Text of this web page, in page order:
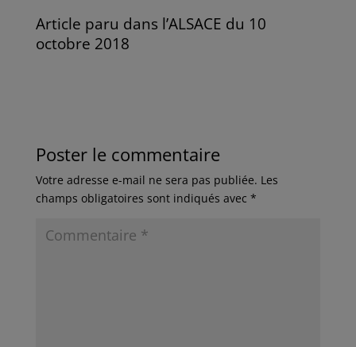
Article paru dans l’ALSACE du 10
octobre 2018
Poster le commentaire
Votre adresse e-mail ne sera pas publiée. Les
champs obligatoires sont indiqués avec *